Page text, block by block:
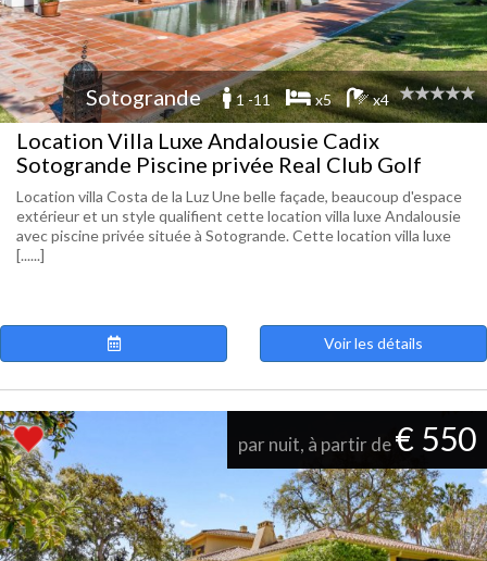
Sotogrande 1 -11 x5 x4
Location Villa Luxe Andalousie Cadix
Sotogrande Piscine privée Real Club Golf
Location villa Costa de la Luz Une belle façade, beaucoup d'espace
extérieur et un style qualifient cette location villa luxe Andalousie
avec piscine privée située à Sotogrande. Cette location villa luxe
[......]
Voir les détails
par nuit, à partir de€ 550